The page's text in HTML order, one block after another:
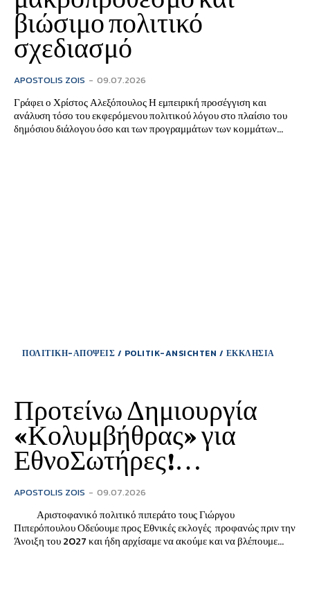
βιώσιμο πολιτικό
σχεδιασμό
APOSTOLIS ZOIS - 09.07.2026
Γράφει ο Χρίστος Αλεξόπουλος Η εμπειρική προσέγγιση και
ανάλυση τόσο του εκφερόμενου πολιτικού λόγου στο πλαίσιο του
δημόσιου διάλογου όσο και των προγραμμάτων των κομμάτων...
ΠΟΛΙΤΙΚΗ-ΑΠΟΨΕΙΣ / POLITIK-ANSICHTEN / ΕΚΚΛΗΣΙΑ
Προτείνω Δημιουργία
«Κολυμβήθρας» για
ΕθνοΣωτήρες!…
APOSTOLIS ZOIS - 09.07.2026
Αριστοφανικό πολιτικό πιπεράτο τους Γιώργου
Πιπερόπουλου Οδεύουμε προς Εθνικές εκλογές προφανώς πριν την
Άνοιξη του 2027 και ήδη αρχίσαμε να ακούμε και να βλέπουμε...